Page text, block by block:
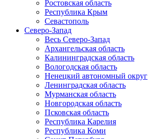
Ростовская область
Республика Крым
Севастополь
Северо-Запад
Весь Северо-Запад
Архангельская область
Калининградская область
Вологодская область
Ненецкий автономный округ
Ленинградская область
Мурманская область
Новгородская область
Псковская область
Республика Карелия
Республика Коми